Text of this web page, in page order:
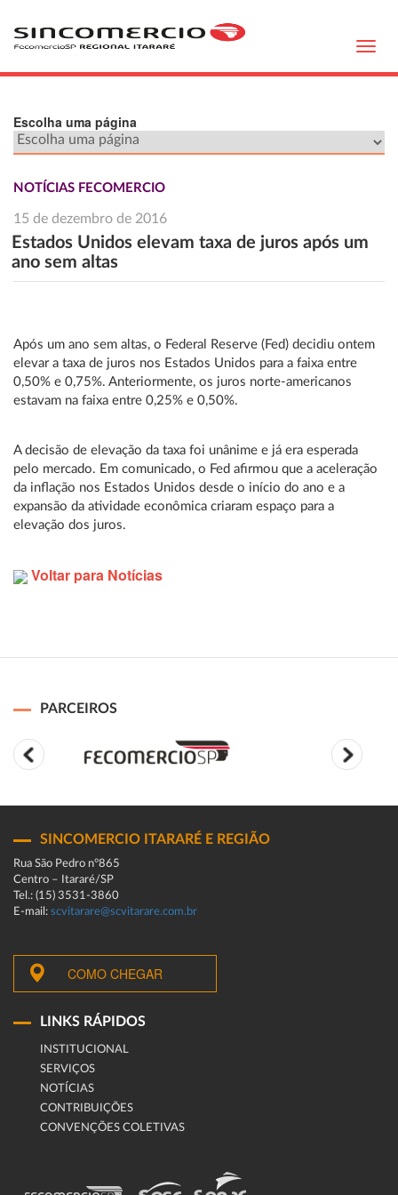
Escolha uma página
NOTÍCIAS FECOMERCIO
15 de dezembro de 2016
Estados Unidos elevam taxa de juros após um
ano sem altas
Após um ano sem altas, o Federal Reserve (Fed) decidiu ontem
elevar a taxa de juros nos Estados Unidos para a faixa entre
0,50% e 0,75%. Anteriormente, os juros norte-americanos
estavam na faixa entre 0,25% e 0,50%.
A decisão de elevação da taxa foi unânime e já era esperada
pelo mercado. Em comunicado, o Fed afirmou que a aceleração
da inflação nos Estados Unidos desde o início do ano e a
expansão da atividade econômica criaram espaço para a
elevação dos juros.
Voltar para Notícias
PARCEIROS
SINCOMERCIO ITARARÉ E REGIÃO
Rua São Pedro n°865
Centro – Itararé/SP
Tel.: (15) 3531-3860
E-mail: scvitarare@scvitarare.com.br
COMO CHEGAR
LINKS RÁPIDOS
INSTITUCIONAL
SERVIÇOS
NOTÍCIAS
CONTRIBUIÇÕES
CONVENÇÕES COLETIVAS